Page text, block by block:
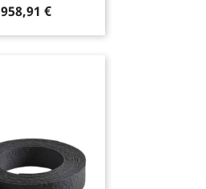
Prix
958,91 €